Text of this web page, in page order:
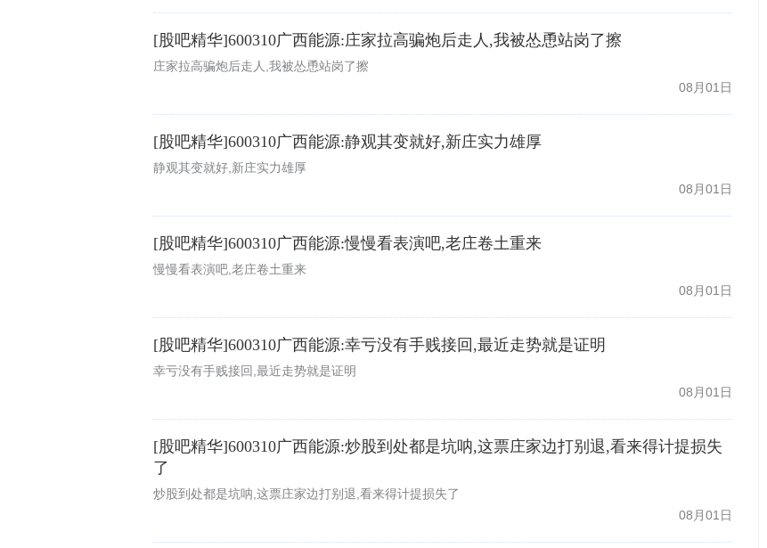
[股吧精华]600310广西能源:庄家拉高骗炮后走人,我被怂恿站岗了擦
庄家拉高骗炮后走人,我被怂恿站岗了擦
08月01日
[股吧精华]600310广西能源:静观其变就好,新庄实力雄厚
静观其变就好,新庄实力雄厚
08月01日
[股吧精华]600310广西能源:慢慢看表演吧,老庄卷土重来
慢慢看表演吧,老庄卷土重来
08月01日
[股吧精华]600310广西能源:幸亏没有手贱接回,最近走势就是证明
幸亏没有手贱接回,最近走势就是证明
08月01日
[股吧精华]600310广西能源:炒股到处都是坑呐,这票庄家边打别退,看来得计提损失
了
炒股到处都是坑呐,这票庄家边打别退,看来得计提损失了
08月01日